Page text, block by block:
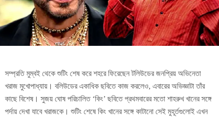
সম্প্রতি মুম্বই থেকে শুটিং শেষ করে শহরে ফিরেছেন টলিউডের জনপ্রিয় অভিনেতা
খরাজ মুখোপাধ্যায়। বলিউডের একাধিক ছবিতে কাজ করলেও, এবারের অভিজ্ঞাটা তাঁর
কাছে বিশেষ। সুজয় ঘোষ পরিচালিত ‘কিং’ ছবিতে প্রথমবারের মতো শাহরুখ খানের সঙ্গে
পর্দায় দেখা যাবে খরাজকে। শুটিং শেষে কিং খানের সঙ্গে কাটানো সেই মুহূর্তগুলোই এখন